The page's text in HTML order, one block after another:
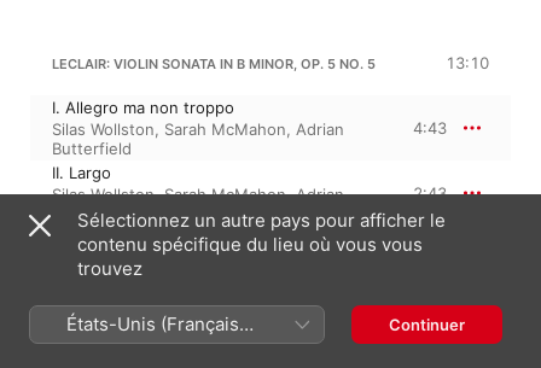
LECLAIR: VIOLIN SONATA IN B MINOR, OP. 5 NO. 5 13:10
I. Allegro ma non troppo
Silas Wollston, Sarah McMahon, Adrian
Butterfield
4:43
II. Largo
Silas Wollston,Sarah McMahon,Adrian
Butterfield
2:43
III. Allegro - Prestissimo
Sarah McMahon
Adrian Butterfield
Wollston
JEAN-MARIE LECLAIR
Sonate en do mineur, Op. 5/6
Sélectionnez un autre pays pour afficher le
contenu spécifique du lieu où vous vous
trouvez
États-Unis (Français
France)
Continuer